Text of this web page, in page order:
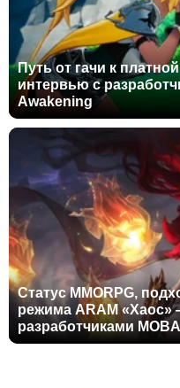
Путь от гачи к
интервью с
Awakening
Статус MMORPG,
режима ARAM «Хаос»
разработчиками